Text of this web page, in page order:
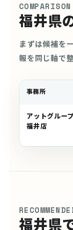
福井県
まずは候補を
報を同じ軸で
事務所
アットグループ
福井店
福井県